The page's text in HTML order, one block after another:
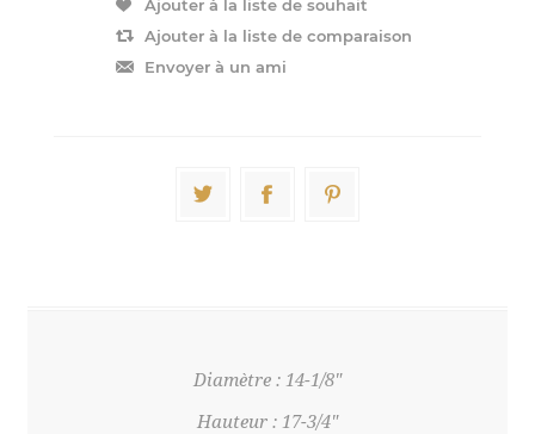
Diamètre : 14-1/8"
Hauteur : 17-3/4"